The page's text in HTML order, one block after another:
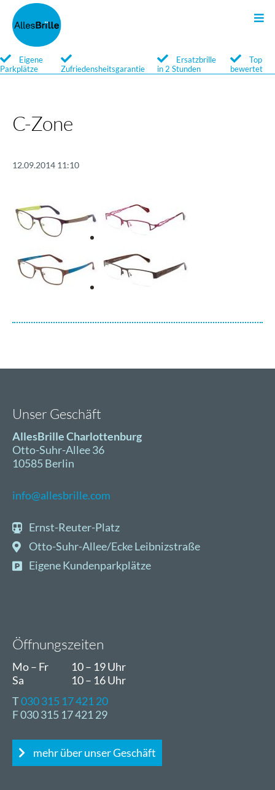
Eigene
Parkplätze
Zufriedensheitsgarantie
Ersatzbrille
in 2 Stunden
Top
bewertet
C-Zone
12.09.2014 11:10
Unser Geschäft
AllesBrille Charlottenburg
Otto-Suhr-Allee 36
10585 Berlin
info@allesbrille.com
Ernst-Reuter-Platz
Otto-Suhr-Allee/Ecke Leibnizstraße
Eigene Kundenparkplätze
Öffnungszeiten
Mo – Fr
10 – 19 Uhr
Sa
10 – 16 Uhr
T030 315 17 421 20
F 030 315 17 421 29
mehr über unser Geschäft
Service